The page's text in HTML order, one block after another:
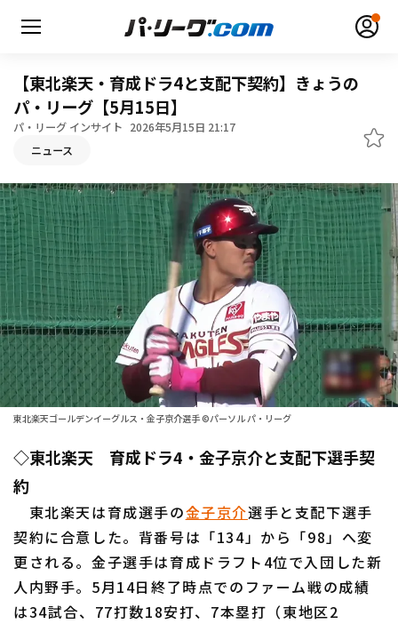
無料アカウント登録
HOME
動画
日程・結果
順位表･成績
1軍公式戦
ファーム東地区
ファーム中地区
交流戦
選手名鑑
北海道日本ハムファイターズ
東北楽天ゴールデンイーグルス
埼玉西武ライオンズ
千葉ロッテマリーンズ
設定
【東北楽天・育成ドラ4と支配下契約】きょうの
パ・リーグ【5月15日】
パ・リーグ インサイト 2026年5月15日 21:17
ニュース
東北楽天ゴールデンイーグルス・金子京介選手 ©パーソル パ・リーグ
◇東北楽天 育成ドラ4・金子京介と支配下選手契
約
東北楽天は育成選手の金子京介選手と支配下選手
契約に合意した。背番号は「134」から「98」へ変
更される。金子選手は育成ドラフト4位で入団した新
人内野手。5月14日終了時点でのファーム戦の成績
は34試合、77打数18安打、7本塁打（東地区2